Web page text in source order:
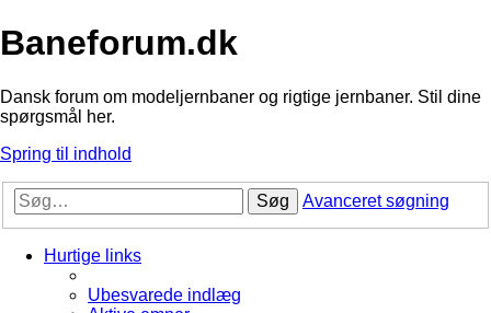
Baneforum.dk
Dansk forum om modeljernbaner og rigtige jernbaner. Stil dine
spørgsmål her.
Spring til indhold
Søg Avanceret søgning
Hurtige links
Ubesvarede indlæg